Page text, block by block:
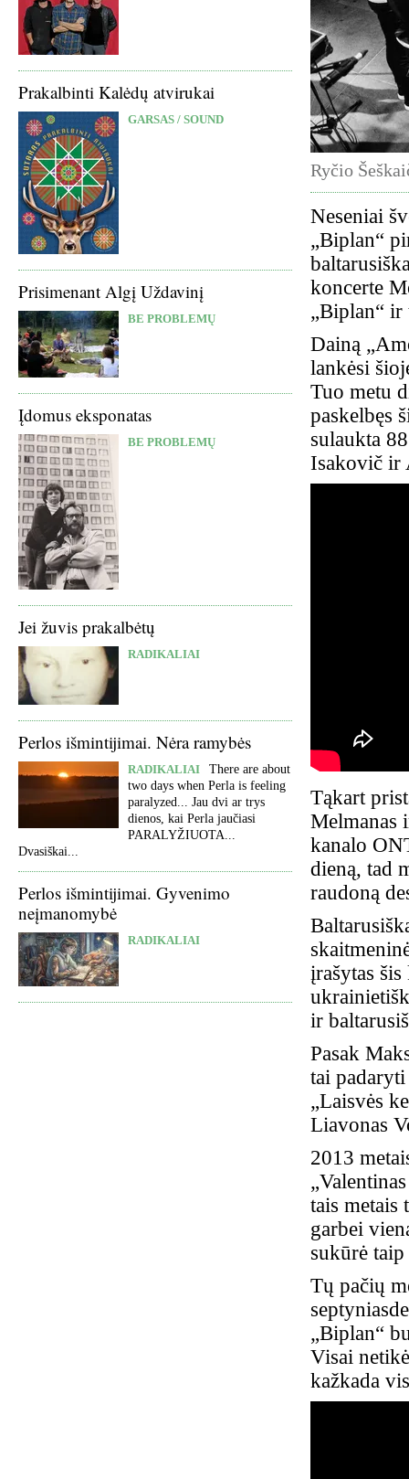
Prakalbinti Kalėdų atvirukai
GARSAS / SOUND
Prisimenant Algį Uždavinį
BE PROBLEMŲ
Įdomus eksponatas
BE PROBLEMŲ
Jei žuvis prakalbėtų
RADIKALIAI
Perlos išmintijimai. Nėra ramybės
RADIKALIAI
There are about
two days when Perla is feeling
paralyzed... Jau dvi ar trys
dienos, kai Perla jaučiasi
PARALYŽIUOTA...
Dvasiškai...
Perlos išmintijimai. Gyvenimo
neįmanomybė
RADIKALIAI
Ryčio
Neseniai
„Biplan“
koncerte
„Biplan“
Dainą
lankėsi
Tuo metu
paskelbęs
sulaukta
Isakovič ir
Tąkart
Melmanas
kanalo
dieną, tad
raudoną
įrašytas
ir
Pasak
tai
„Laisvės
Liavonas
2013
tais metais
garbei
sukūrė
Tų pačių
„Biplan“
Visai
kažkada